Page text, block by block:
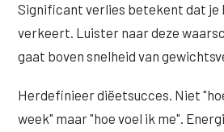
Significant verlies betekent dat je
verkeert. Luister naar deze
gaat boven snelheid van
Herdefinieer diëetsucces. Niet
week" maar "hoe voel ik me".